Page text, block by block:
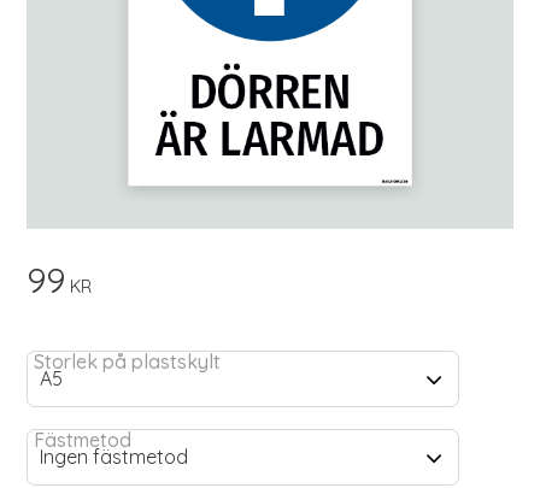
99 KR
Storlek på plastskylt
Fästmetod